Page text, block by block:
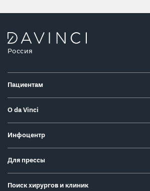
Россия
Пациентам
О da Vinci
Инфоцентр
Для прессы
Поиск хирургов и клиник